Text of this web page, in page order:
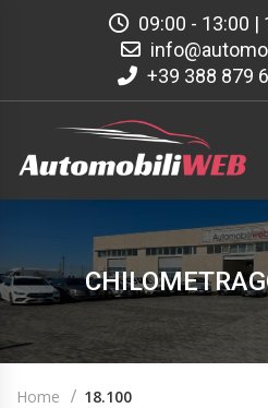
09:00 - 13:00 |
+39 388 879
Home 18.100